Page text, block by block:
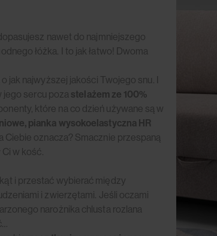
nawet do najmniejszego
łóżka. I to jak łatwo! Dwoma
jak najwyższej jakości Twojego snu. I
jego sercu poza stelażem ze 100%
które na co dzień używane są w
pianka wysokoelastyczna HR
Ciebie oznacza? Smacznie przespaną
w kość.
i przestać wybierać między
i zwierzętami. Jeśli oczami
narożnika chlusta rozlana